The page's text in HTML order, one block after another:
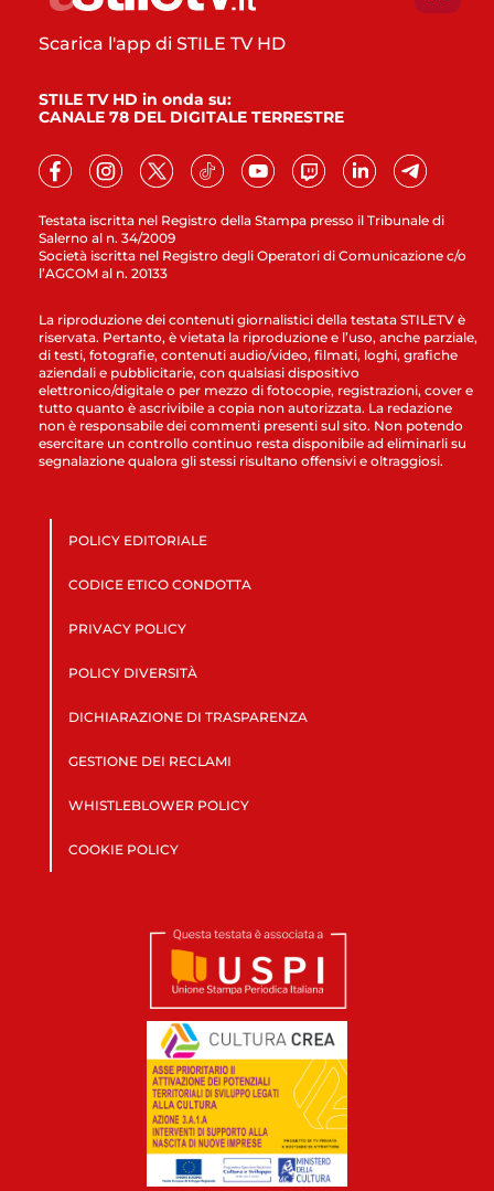
Testata iscritta nel Registro della Stampa presso il Tribunale di
Salerno al n. 34/2009
Società iscritta nel Registro degli Operatori di Comunicazione c/o
l’AGCOM al n. 20133
Scarica l'app di STILE TV HD
STILE TV HD in onda su:
CANALE 78 DEL DIGITALE TERRESTRE
La riproduzione dei contenuti giornalistici della testata STILETV è
riservata. Pertanto, è vietata la riproduzione e l’uso, anche parziale,
di testi, fotografie, contenuti audio/video, filmati, loghi, grafiche
aziendali e pubblicitarie, con qualsiasi dispositivo
elettronico/digitale o per mezzo di fotocopie, registrazioni, cover e
tutto quanto è ascrivibile a copia non autorizzata. La redazione
non è responsabile dei commenti presenti sul sito. Non potendo
esercitare un controllo continuo resta disponibile ad eliminarli su
segnalazione qualora gli stessi risultano offensivi e oltraggiosi.
POLICY EDITORIALE
CODICE ETICO CONDOTTA
PRIVACY POLICY
POLICY DIVERSITÀ
DICHIARAZIONE DI TRASPARENZA
GESTIONE DEI RECLAMI
WHISTLEBLOWER POLICY
COOKIE POLICY